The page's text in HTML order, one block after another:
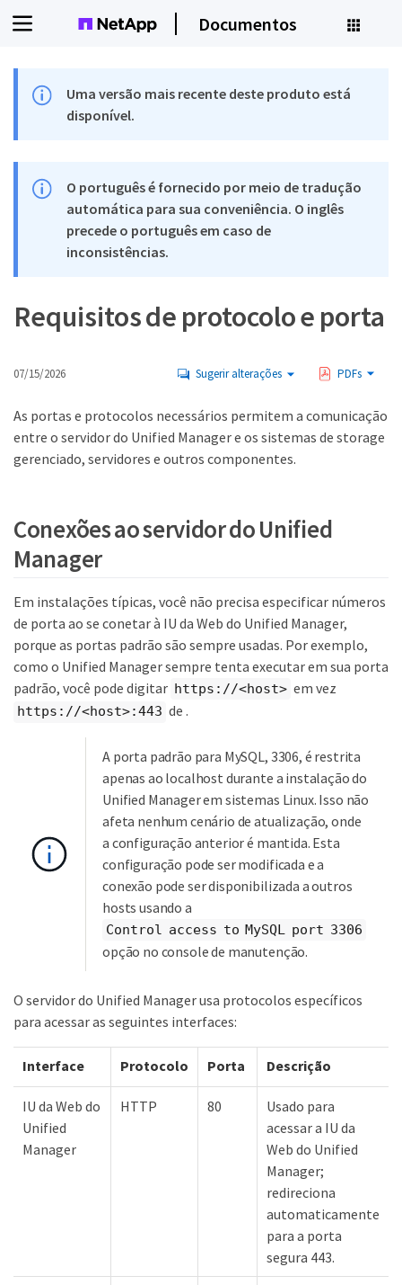
Documentos
Uma versão mais recente deste produto está
disponível.
O português é fornecido por meio de tradução
automática para sua conveniência. O inglês
precede o português em caso de
inconsistências.
Requisitos de protocolo e porta
07/15/2026 Sugerir alterações PDFs
As portas e protocolos necessários permitem a comunicação
entre o servidor do Unified Manager e os sistemas de storage
gerenciado, servidores e outros componentes.
Conexões ao servidor do Unified
Manager
Em instalações típicas, você não precisa especificar números
de porta ao se conetar à IU da Web do Unified Manager,
porque as portas padrão são sempre usadas. Por exemplo,
como o Unified Manager sempre tenta executar em sua porta
padrão, você pode digitar https://<host> em vez
https://<host>:443 de .
A porta padrão para MySQL, 3306, é restrita
apenas ao localhost durante a instalação do
Unified Manager em sistemas Linux. Isso não
afeta nenhum cenário de atualização, onde
a configuração anterior é mantida. Esta
configuração pode ser modificada e a
conexão pode ser disponibilizada a outros
hosts usando a
Control access to MySQL port 3306
opção no console de manutenção.
O servidor do Unified Manager usa protocolos específicos
para acessar as seguintes interfaces:
Interface Protocolo Porta Descrição
IU da Web do
Unified
Manager
HTTP 80
Usado para
acessar a IU da
Web do Unified
Manager;
redireciona
automaticamente
para a porta
segura 443.